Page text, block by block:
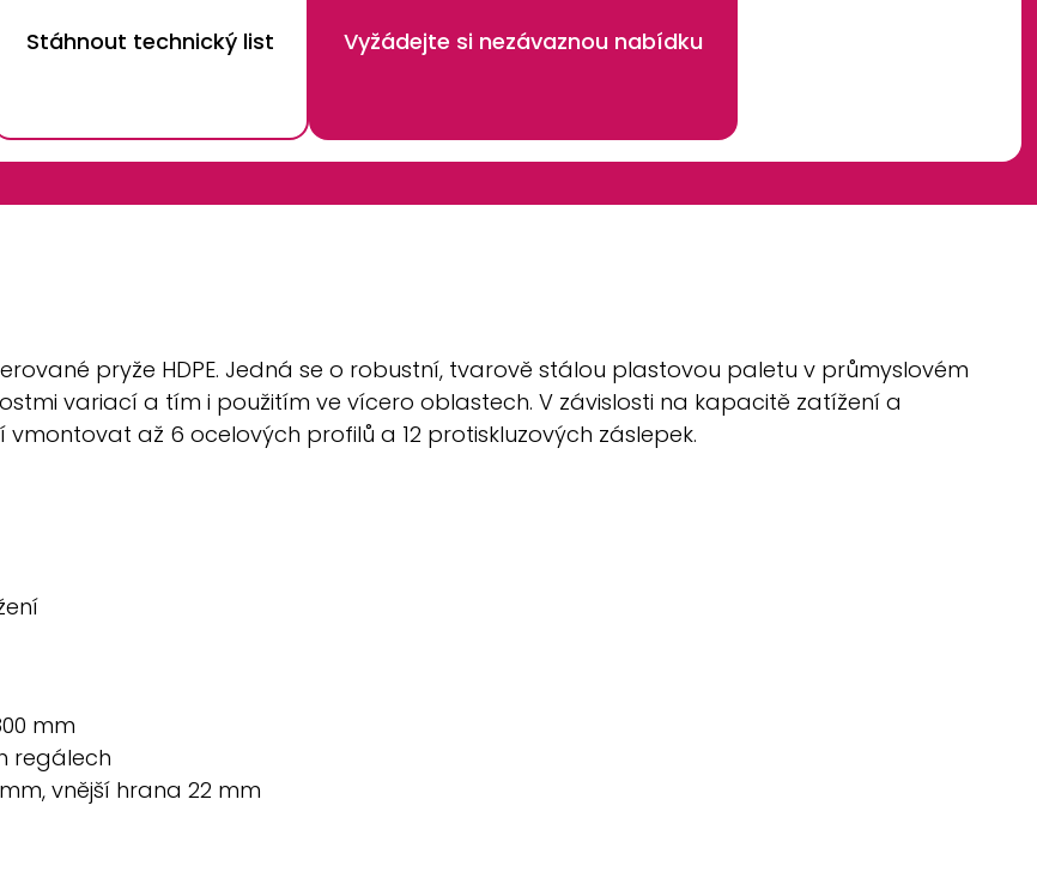
Stáhnout technický list Vyžádejte si nezávaznou nabídku
pryže HDPE. Jedná se o robustní, tvarově stálou plastovou paletu v průmyslovém
variací a tím i použitím ve vícero oblastech. V závislosti na kapacitě zatížení a
až 6 ocelových profilů a 12 protiskluzových záslepek.
mm
regálech
vnější hrana 22 mm